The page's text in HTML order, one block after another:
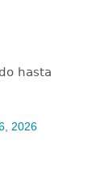
hasta
2026